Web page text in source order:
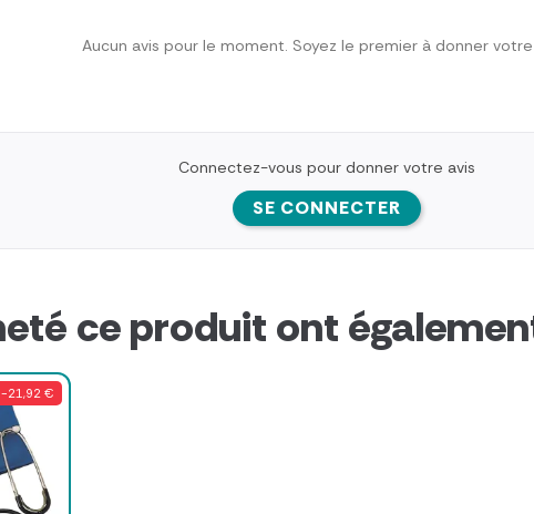
Aucun avis pour le moment. Soyez le premier à donner votre
Connectez-vous pour donner votre avis
SE CONNECTER
ce produit ont
-21,92 €